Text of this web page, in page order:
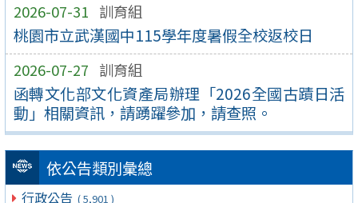
2026-07-31 訓育組
桃園市立武漢國中115學年度暑假全校返校日
2026-07-27 訓育組
函轉文化部文化資產局辦理「2026全國古蹟日活
動」相關資訊，請踴躍參加，請查照。
依公告類別彙總
行政公告 ( 5,901 )